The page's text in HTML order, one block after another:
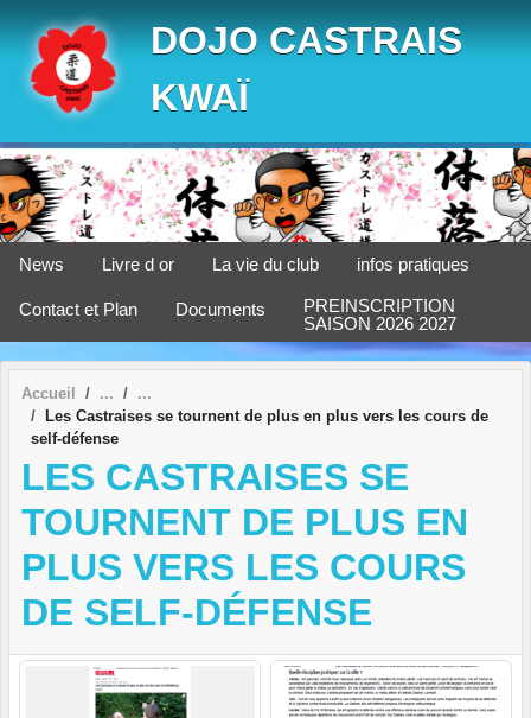
DOJO CASTRAIS
KWAÏ
News Livre d or La vie du club infos pratiques
Contact et Plan Documents
PREINSCRIPTION
SAISON 2026 2027
Accueil
Les Castraises se tournent de plus en plus vers les cours de
self-défense
LES CASTRAISES SE
TOURNENT DE PLUS EN
PLUS VERS LES COURS
DE SELF-DÉFENSE
Panneau de gestion des cookies